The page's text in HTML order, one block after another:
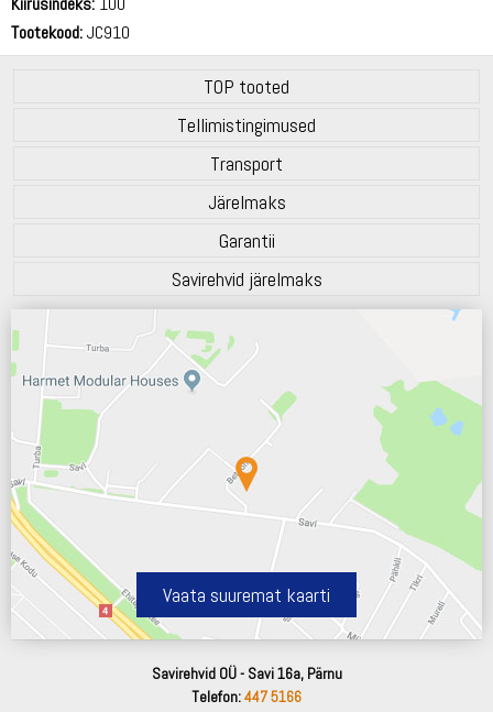
Tootekood:JC910
TOP tooted
Tellimistingimused
Transport
Järelmaks
Garantii
Savirehvid järelmaks
Vaata suuremat kaarti
Savirehvid OÜ - Savi 16a, Pärnu
Telefon:447 5166